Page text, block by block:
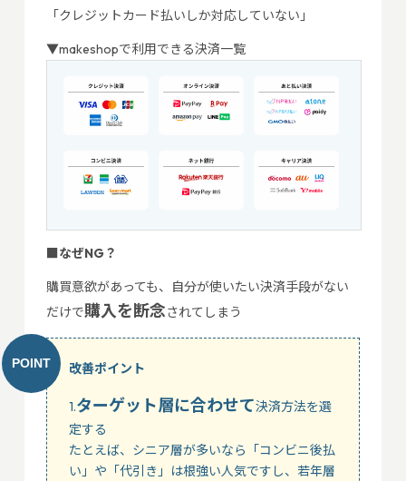
「クレジットカード払いしか対応していない」
▼makeshopで利用できる決済一覧
■なぜNG？
購買意欲があっても、自分が使いたい決済手段がない
だけで購入を断念されてしまう
改善ポイント
1.ターゲット層に合わせて決済方法を選
定する
たとえば、シニア層が多いなら「コンビニ後払
い」や「代引き」は根強い人気ですし、若年層